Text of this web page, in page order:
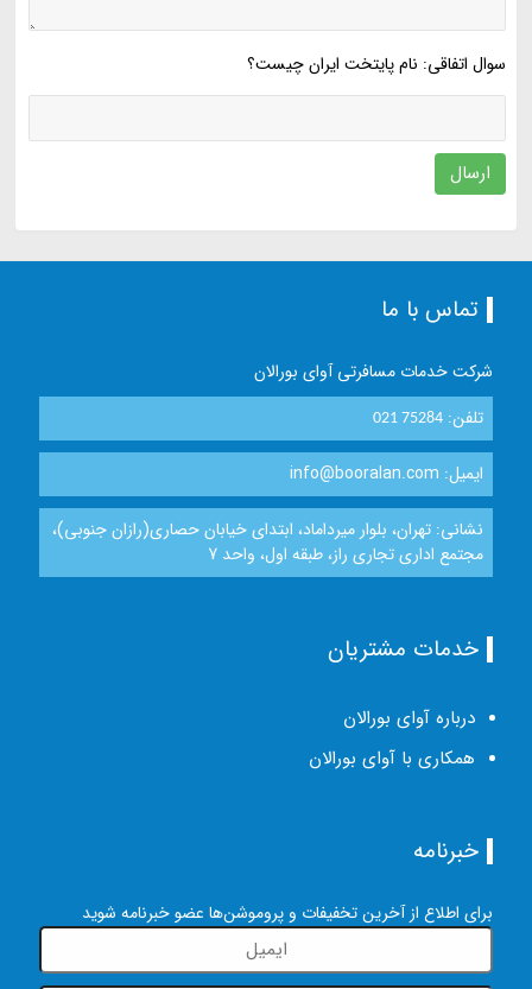
سوال اتفاقی: نام پایتخت ایران چیست؟
ارسال
تماس با ما
شرکت خدمات مسافرتی آوای بورالان
تلفن:021 75284
ایمیل: info@booralan.com
نشانی: تهران، بلوار میرداماد، ابتدای خیابان حصاری(رازان جنوبی)،
مجتمع اداری تجاری راز، طبقه اول، واحد 7
خدمات مشتریان
درباره آوای بورالان
همکاری با آوای بورالان
خبرنامه
برای اطلاع از آخرین تخفیفات و پروموشن‌ها عضو خبرنامه شوید